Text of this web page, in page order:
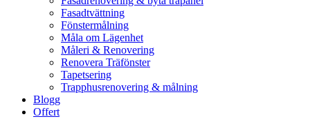
Fasadtvättning
Fönstermålning
Måla om Lägenhet
Måleri & Renovering
Renovera Träfönster
Tapetsering
Trapphusrenovering & målning
Blogg
Offert